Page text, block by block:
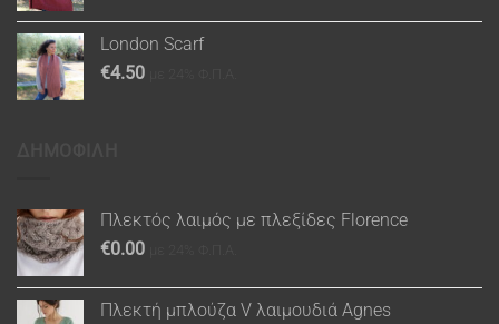
London Scarf
€4.50
Πλεκτός λαιμός με πλεξίδες Florence
€0.00
Πλεκτή μπλούζα V λαιμουδιά Agnes